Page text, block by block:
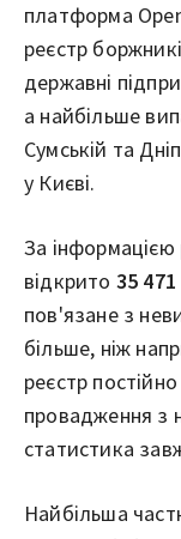
платформа
реєстр
державні
а найбільше
Сумській та
у Києві.
За інформацією
відкрито 35
пов'язане з
більше, ніж
реєстр
провадження з
статистика
Найбільша